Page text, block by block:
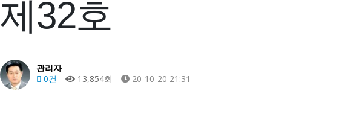
제32호
관리자
0건
13,854회 20-10-20 21:31